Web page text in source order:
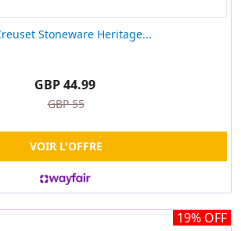
Stoneware Heritage...
GBP 44.99
GBP 55
VOIR L'OFFRE
19% OFF